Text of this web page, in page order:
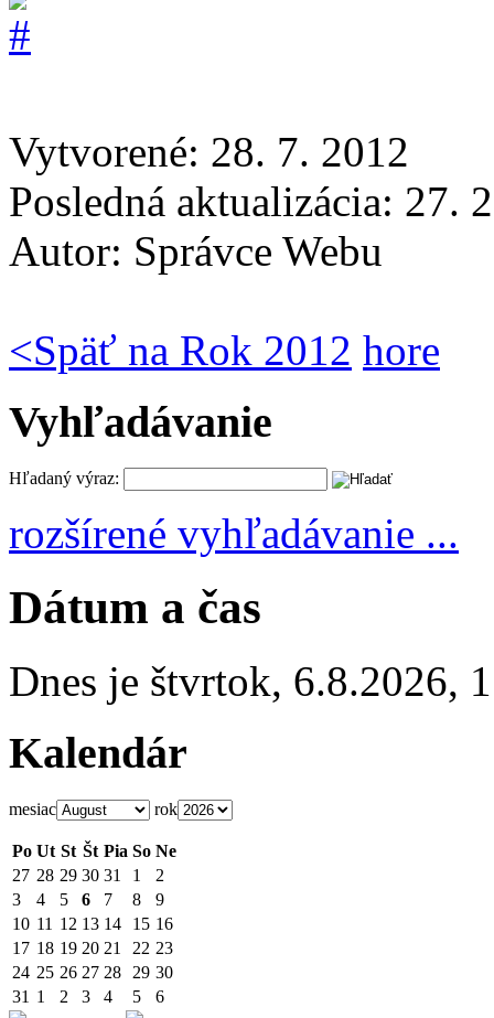
Vytvorené: 28. 7. 2012
Posledná aktualizácia: 27.
Autor: Správce Webu
<Späť na Rok 2012 hore
Vyhľadávanie
Hľadaný výraz:
rozšírené vyhľadávanie ...
Dátum a čas
Dnes je štvrtok, 6.8.2026,
Kalendár
mesiac rok
Po Ut St Št Pia So Ne
27 28 29 30 31 1
2
3
4 5 6 7 8
9
10 11 12 13 14 15 16
17 18 19 20 21 22 23
24 25 26 27 28 29 30
31 1 2 3 4 5 6